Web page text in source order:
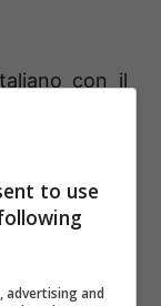
con il
non
parole.
Per la
record
Pino
to use
advertising and